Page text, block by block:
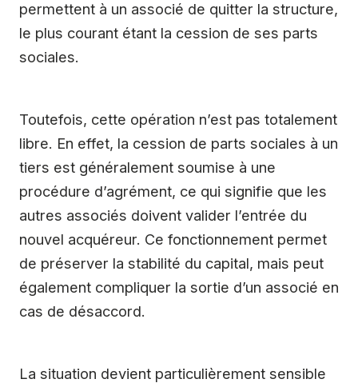
permettent à un associé de quitter la structure,
le plus courant étant la cession de ses parts
sociales.
Toutefois, cette opération n’est pas totalement
libre. En effet, la cession de parts sociales à un
tiers est généralement soumise à une
procédure d’agrément, ce qui signifie que les
autres associés doivent valider l’entrée du
nouvel acquéreur. Ce fonctionnement permet
de préserver la stabilité du capital, mais peut
également compliquer la sortie d’un associé en
cas de désaccord.
La situation devient particulièrement sensible